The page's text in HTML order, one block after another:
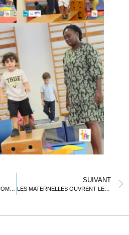
SUIVANT
LES MATERNELLES OUVRENT LES SPECTACLES DE FIN D’ANNÉE L